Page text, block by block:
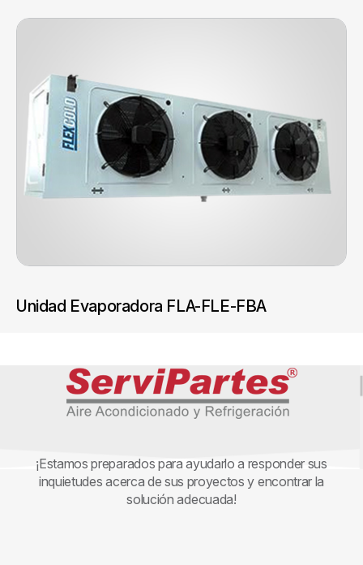
Unidad Evaporadora FLA-FLE-FBA
¡Estamos preparados para ayudarlo a responder sus
inquietudes acerca de sus proyectos y encontrar la
solución adecuada!